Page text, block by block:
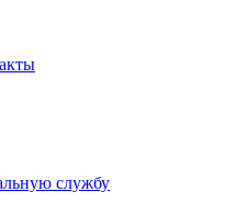
службу